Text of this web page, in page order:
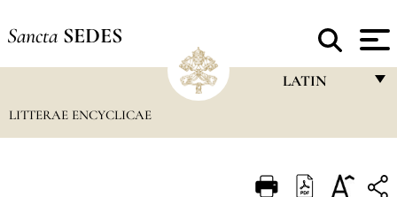
Sancta SEDES
LATIN
ITALIANO
LITTERAE ENCYCLICAE